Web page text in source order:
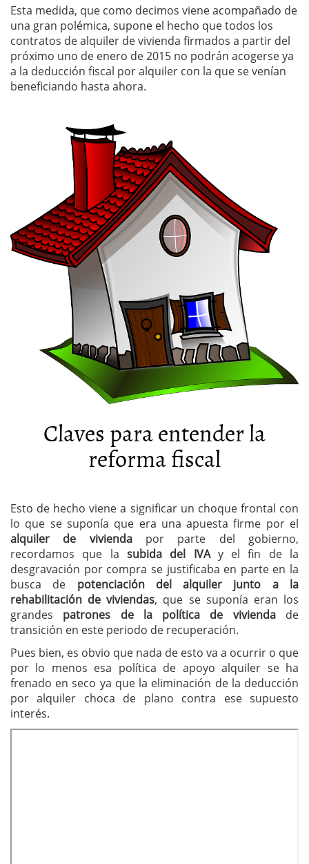
Esta medida, que como decimos viene acompañado de
una gran polémica, supone el hecho que todos los
contratos de alquiler de vivienda firmados a partir del
próximo uno de enero de 2015 no podrán acogerse ya
a la deducción fiscal por alquiler con la que se venían
beneficiando hasta ahora.
Claves para entender la
reforma fiscal
Esto de hecho viene a significar un choque frontal con
lo que se suponía que era una apuesta firme por el
alquiler de viviendapor parte del gobierno,
recordamos que la subida del IVAy el fin de la
desgravación por compra se justificaba en parte en la
busca de potenciación del alquiler junto a la
rehabilitación de viviendas, que se suponía eran los
grandes patrones de la política de viviendade
transición en este periodo de recuperación.
Pues bien, es obvio que nada de esto va a ocurrir o que
por lo menos esa política de apoyo alquiler se ha
frenado en seco ya que la eliminación de la deducción
por alquiler choca de plano contra ese supuesto
interés.